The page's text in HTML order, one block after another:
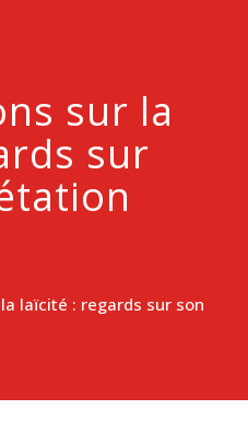
sur la
sur
laïcité : regards sur son